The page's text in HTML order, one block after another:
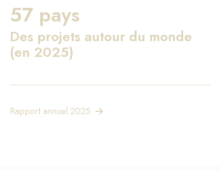
57 pays
Des projets autour du monde
(en 2025)
Rapport annuel 2025